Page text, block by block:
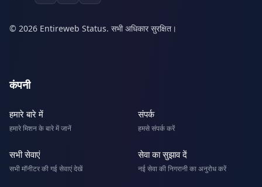
© 2026 Entireweb Status. सभी अधिकार सुरक्षित।
कंपनी
हमारे बारे में
हमारे मिशन के बारे में जानें
संपर्क
हमसे संपर्क करें
सभी सेवाएं
सभी मॉनीटर की गई सेवाएं देखें
सेवा का सुझाव दें
नई सेवा की निगरानी का अनुरोध करें